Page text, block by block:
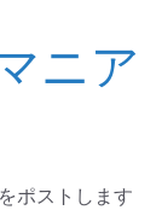
ニア
ポストします